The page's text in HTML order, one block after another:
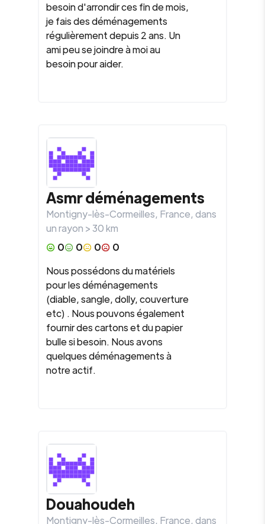
besoin d'arrondir ces fin de mois,
je fais des déménagements
régulièrement depuis 2 ans. Un
ami peu se joindre à moi au
besoin pour aider.
Asmr déménagements
Montigny-lès-Cormeilles, France, dans
un rayon >30km
0
0 0
0
Nous possédons du matériels
pour les déménagements
(diable, sangle, dolly, couverture
etc) . Nous pouvons également
fournir des cartons et du papier
bulle si besoin. Nous avons
quelques déménagements à
notre actif.
Douahoudeh
Montigny-lès-Cormeilles, France, dans